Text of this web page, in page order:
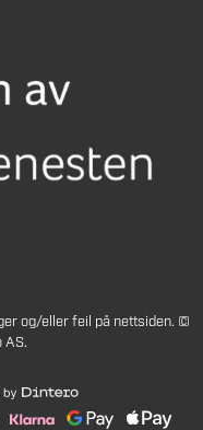
og/eller feil på nettsiden. ©
AS.